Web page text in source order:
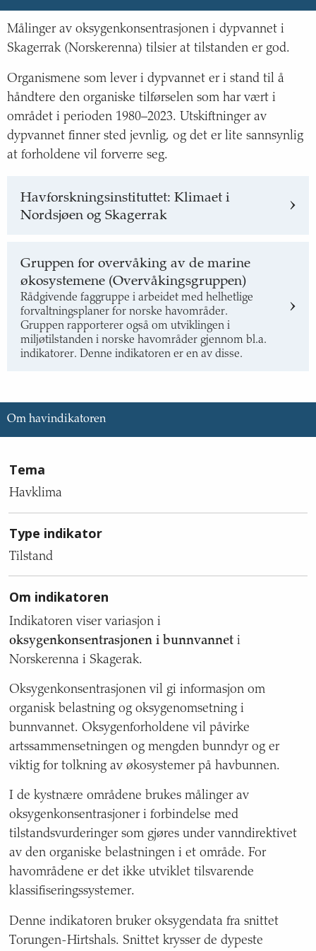
Målinger av oksygenkonsentrasjonen i dypvannet i
Skagerrak (Norskerenna) tilsier at tilstanden er god.
Organismene som lever i dypvannet er i stand til å
håndtere den organiske tilførselen som har vært i
området i perioden 1980–2023. Utskiftninger av
dypvannet finner sted jevnlig, og det er lite sannsynlig
at forholdene vil forverre seg.
Havforskningsinstituttet: Klimaet i
Nordsjøen og Skagerrak
Gruppen for overvåking av de marine
økosystemene (Overvåkingsgruppen)
Rådgivende faggruppe i arbeidet med helhetlige
forvaltningsplaner for norske havområder.
Gruppen rapporterer også om utviklingen i
miljøtilstanden i norske havområder gjennom bl.a.
indikatorer. Denne indikatoren er en av disse.
Om havindikatoren
om
indikatoren,
tekstinnhold
om
tema,
type
indikator,
om
mål
for
havområde,
miljømål,
geografisk
dekning,
kvalitet
og
usikkerhet,
status
for
sist
oppdatert,
oppdatering,
ansvarlig
etat,
kontaktinformasjon,
datasett
Tema
Havklima
Type indikator
Tilstand
Om indikatoren
Indikatoren viser variasjon i
oksygenkonsentrasjonen i bunnvannet i
Norskerenna i Skagerak.
Oksygenkonsentrasjonen vil gi informasjon om
organisk belastning og oksygenomsetning i
bunnvannet. Oksygenforholdene vil påvirke
artssammensetningen og mengden bunndyr og er
viktig for tolkning av økosystemer på havbunnen.
I de kystnære områdene brukes målinger av
oksygenkonsentrasjoner i forbindelse med
tilstandsvurderinger som gjøres under vanndirektivet
av den organiske belastningen i et område. For
havområdene er det ikke utviklet tilsvarende
klassifiseringssystemer.
Denne indikatoren bruker oksygendata fra snittet
Torungen-Hirtshals. Snittet krysser de dypeste